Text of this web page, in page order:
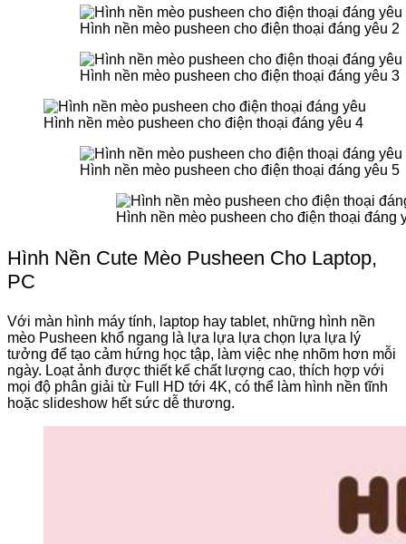
Hình nền mèo pusheen cho điện thoại đáng yêu 2
Hình nền mèo pusheen cho điện thoại đáng yêu 3
Hình nền mèo pusheen cho điện thoại đáng yêu 4
Hình nền mèo pusheen cho điện thoại đáng yêu 5
Hình nền mèo pusheen cho điện thoại đáng
Hình Nền Cute Mèo Pusheen Cho Laptop,
PC
Với màn hình máy tính, laptop hay tablet, những hình nền
mèo Pusheen khổ ngang là lựa lựa lựa chọn lựa lựa lý
tưởng để tạo cảm hứng học tập, làm việc nhẹ nhõm hơn mỗi
ngày. Loạt ảnh được thiết kế chất lượng cao, thích hợp với
mọi độ phân giải từ Full HD tới 4K, có thể làm hình nền tĩnh
hoặc slideshow hết sức dễ thương.